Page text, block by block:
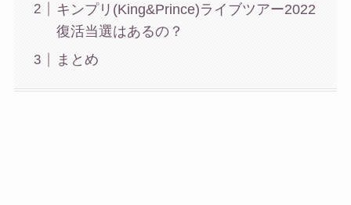
キンプリ(King&Prince)ライブツアー2022
復活当選はあるの？
まとめ